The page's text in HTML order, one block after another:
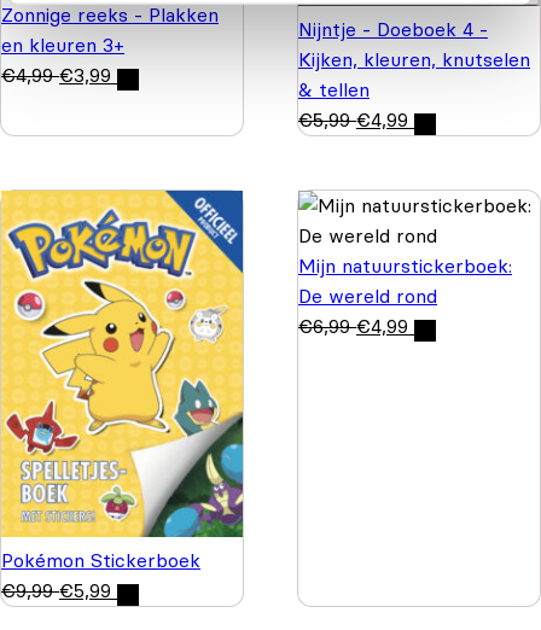
Zonnige reeks - Plakken
en kleuren 3+
€4,99 €3,99
Nijntje - Doeboek 4 -
Kijken, kleuren, knutselen
& tellen
€5,99 €4,99
Pokémon Stickerboek
€9,99 €5,99
Mijn natuurstickerboek:
De wereld rond
€6,99 €4,99